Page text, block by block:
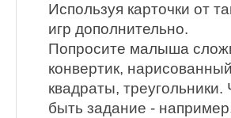
Используя карточки от
игр дополнительно.
Попросите малыша
конвертик,
квадраты,
быть задание -